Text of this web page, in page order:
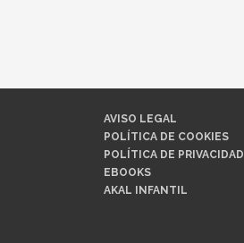
AVISO LEGAL
POLÍTICA DE COOKIES
POLÍTICA DE PRIVACIDAD
EBOOKS
AKAL INFANTIL